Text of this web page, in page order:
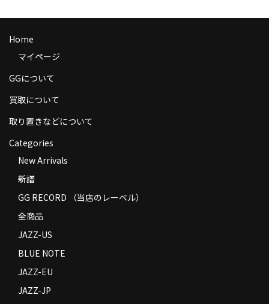
お支払い方法
返品
特定商取引法に基づく表示
Contact
Home
マイページ
GGについて
買取について
取り置きなどについて
Categories
New Arrivals
新譜
GG RECORD （当店のレーベル）
全商品
JAZZ-US
BLUE NOTE
JAZZ-EU
JAZZ-JP